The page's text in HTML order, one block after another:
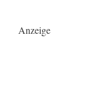
Anzeige